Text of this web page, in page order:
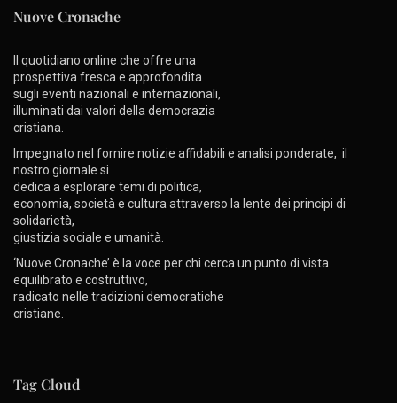
Nuove Cronache
Il quotidiano online che offre una
prospettiva fresca e approfondita
sugli eventi nazionali e internazionali,
illuminati dai valori della democrazia
cristiana.
Impegnato nel fornire notizie affidabili e analisi ponderate, il
nostro giornale si
dedica a esplorare temi di politica,
economia, società e cultura attraverso la lente dei principi di
solidarietà,
giustizia sociale e umanità.
‘Nuove Cronache’ è la voce per chi cerca un punto di vista
equilibrato e costruttivo,
radicato nelle tradizioni democratiche
cristiane.
Tag Cloud